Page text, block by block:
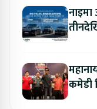
कमेडी